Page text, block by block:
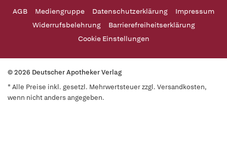
AGB Mediengruppe Datenschutzerklärung
Impressum
Widerrufsbelehrung
Barrierefreiheitserklärung
Cookie Einstellungen
© 2026 Deutscher Apotheker Verlag
* Alle Preise inkl. gesetzl. Mehrwertsteuer zzgl. Versandkosten,
wenn nicht anders angegeben.